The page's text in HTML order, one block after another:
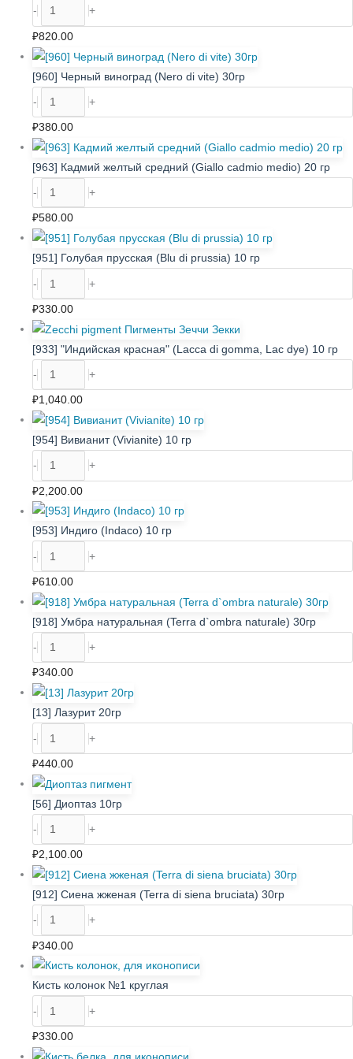
- +
₽820.00
[960] Черный виноград (Nero di vite) 30гр
- +
₽380.00
[963] Кадмий желтый средний (Giallo cadmio medio) 20 гр
- +
₽580.00
[951] Голубая прусская (Blu di prussia) 10 гр
- +
₽330.00
[933] "Индийская красная" (Lacca di gomma, Lac dye) 10 гр
- +
₽1,040.00
[954] Вивианит (Vivianite) 10 гр
- +
₽2,200.00
[953] Индиго (Indaco) 10 гр
- +
₽610.00
[918] Умбра натуральная (Terra d`ombra naturale) 30гр
- +
₽340.00
[13] Лазурит 20гр
- +
₽440.00
[56] Диоптаз 10гр
- +
₽2,100.00
[912] Сиена жженая (Terra di siena bruciata) 30гр
- +
₽340.00
Кисть колонок №1 круглая
- +
₽330.00